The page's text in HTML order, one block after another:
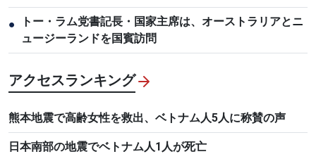
●
トー・ラム党書記長・国家主席は、オーストラリアとニ
ュージーランドを国賓訪問
アクセスランキング
熊本地震で高齢女性を救出、ベトナム人5人に称賛の声
日本南部の地震でベトナム人1人が死亡